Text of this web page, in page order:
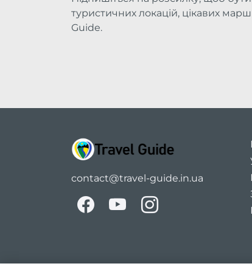
туристичних локацій, цікавих
Guide.
contact@travel-guide.in.ua